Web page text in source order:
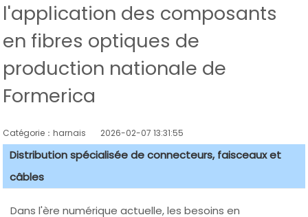
l'application des composants
en fibres optiques de
production nationale de
Formerica
Catégorie：harnais 2026-02-07 13:31:55
Distribution spécialisée de connecteurs, faisceaux et
câbles
Dans l'ère numérique actuelle, les besoins en